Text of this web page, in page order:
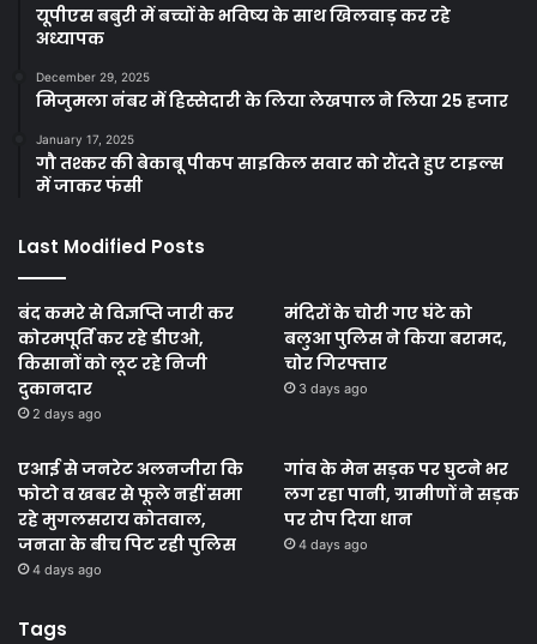
यूपीएस बबुरी में बच्चों के भविष्य के साथ खिलवाड़ कर रहे
अध्यापक
December 29, 2025
मिजुमला नंबर में हिस्सेदारी के लिया लेखपाल ने लिया 25 हजार
January 17, 2025
गौ तश्कर की बेकाबू पीकप साइकिल सवार को रौंदते हुए टाइल्स
में जाकर फंसी
Last Modified Posts
बंद कमरे से विज्ञप्ति जारी कर
कोरमपूर्ति कर रहे डीएओ,
किसानों को लूट रहे निजी
दुकानदार
2 days ago
मंदिरों के चोरी गए घंटे को
बलुआ पुलिस ने किया बरामद,
चोर गिरफ्तार
3 days ago
एआई से जनरेट अलनजीरा कि
फोटो व खबर से फूले नहीं समा
रहे मुगलसराय कोतवाल,
जनता के बीच पिट रही पुलिस
4 days ago
गांव के मेन सड़क पर घुटने भर
लग रहा पानी, ग्रामीणों ने सड़क
पर रोप दिया धान
4 days ago
Tags